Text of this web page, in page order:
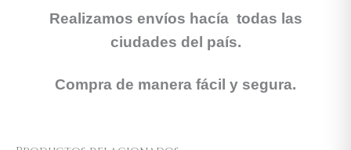
Realizamos envíos hacía todas las
ciudades del país.
Compra de manera fácil y segura.